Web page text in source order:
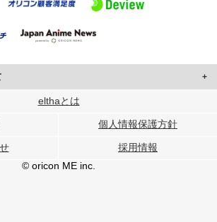
使用して、ユーザーに合わせたコンテンツや広告の
ータ解析の各パートナーに提供しています。
報とユーザーが各パートナーに提供した他の情報や、
のサービスを使用したときに収集した他の情報を組み
elthaとは
個人情報保護方針
採用情報
© oricon ME inc.